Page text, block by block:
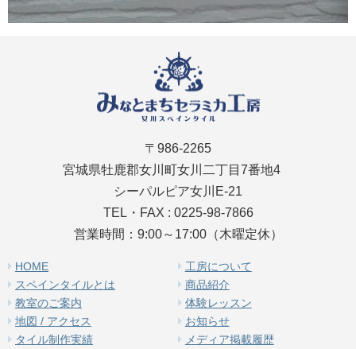
〒986-2265
宮城県牡鹿郡女川町女川二丁目7番地4
シーパルピア女川E-21
TEL・FAX : 0225-98-7866
営業時間：9:00～17:00（木曜定休）
HOME
工房について
スペインタイルとは
商品紹介
教室のご案内
体験レッスン
地図 / アクセス
お知らせ
タイル制作実績
メディア掲載履歴